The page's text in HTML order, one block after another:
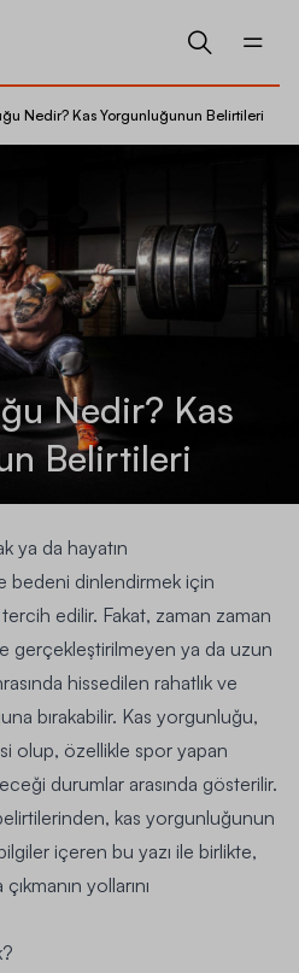
Nedir? Kas Yorgunluğunun Belirtileri
Nedir? Kas
Belirtileri
ya da hayatın
bedeni dinlendirmek için
edilir. Fakat, zaman zaman
gerçekleştirilmeyen ya da uzun
hissedilen rahatlık ve
bırakabilir. Kas yorgunluğu,
olup, özellikle spor yapan
durumlar arasında gösterilir.
kas yorgunluğunun
içeren bu yazı ile birlikte,
yollarını